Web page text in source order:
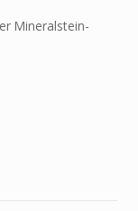
Mineralstein-